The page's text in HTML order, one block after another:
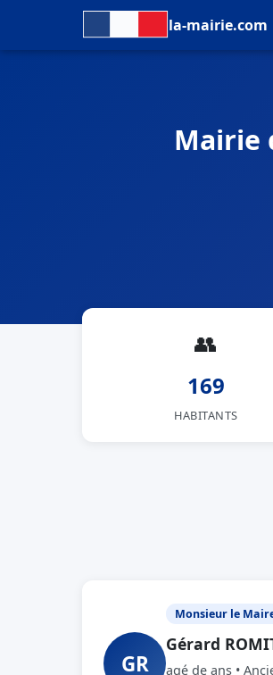
la-mairie.com
Mairie
👥
169
HABITANTS
GR
Monsieur le
Gérard
agé de ans •